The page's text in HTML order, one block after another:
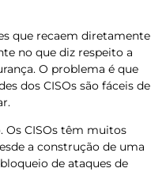
que recaem diretamente
no que diz respeito a
O problema é que
dos CISOs são fáceis de
Os CISOs têm muitos
a construção de uma
de ataques de